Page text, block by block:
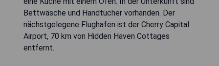
Bettwäsche und Handtücher vorhanden. Der
nächstgelegene Flughafen ist der Cherry Capital
Airport, 70 km von Hidden Haven Cottages
entfernt.